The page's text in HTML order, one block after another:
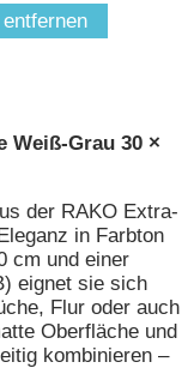
Weiß-Grau 30 ×
der RAKO Extra-
in Farbton
cm und einer
eignet sie sich
Flur oder auch
Oberfläche und
kombinieren –